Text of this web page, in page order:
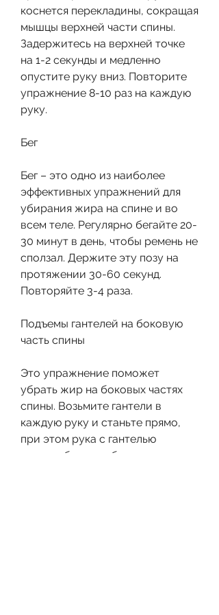
коснется перекладины, сокращая
мышцы верхней части спины.
Задержитесь на верхней точке
на 1-2 секунды и медленно
опустите руку вниз. Повторите
упражнение 8-10 раз на каждую
руку.
Бег
Бег – это одно из наиболее
эффективных упражнений для
убирания жира на спине и во
всем теле. Регулярно бегайте 20-
30 минут в день, чтобы ремень не
сползал. Держите эту позу на
протяжении 30-60 секунд.
Повторяйте 3-4 раза.
Подъемы гантелей на боковую
часть спины
Это упражнение поможет
убрать жир на боковых частях
спины. Возьмите гантели в
каждую руку и станьте прямо,
при этом рука с гантелью
должна быть свободно опущена